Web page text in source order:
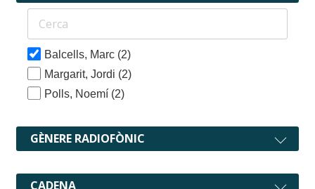
Balcells, Marc (2)
Margarit, Jordi (2)
Polls, Noemí (2)
GÈNERE RADIOFÒNIC
CADENA